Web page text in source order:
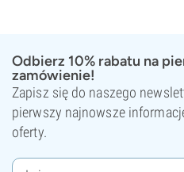
Odbierz 10% rabatu na
zamówienie!
Zapisz się do naszego
pierwszy najnowsze
oferty.